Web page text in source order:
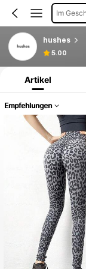
Im
hushes
5.00
Produktinformation:
Artikel
Empfehlungen